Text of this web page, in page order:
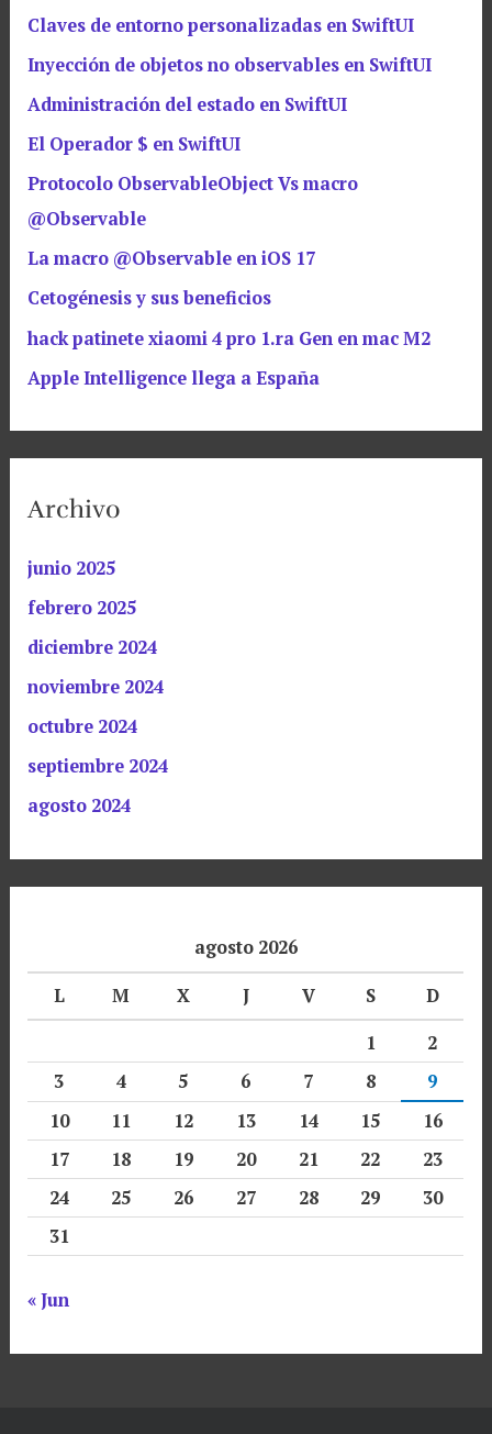
Claves de entorno personalizadas en SwiftUI
Inyección de objetos no observables en SwiftUI
Administración del estado en SwiftUI
El Operador $ en SwiftUI
Protocolo ObservableObject Vs macro
@Observable
La macro @Observable en iOS 17
Cetogénesis y sus beneficios
hack patinete xiaomi 4 pro 1.ra Gen en mac M2
Apple Intelligence llega a España
Archivo
junio 2025
febrero 2025
diciembre 2024
noviembre 2024
octubre 2024
septiembre 2024
agosto 2024
agosto 2026
L
M X J V S
D
1
2
3
4 5 6 7 8
9
10
11 12 13 14 15
16
17
18 19 20 21 22
23
24
25 26 27 28 29
30
31
« Jun